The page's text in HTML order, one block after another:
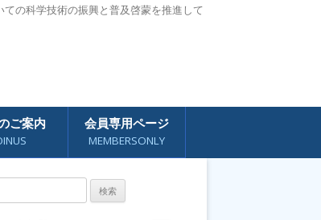
の科学技術の振興と普及啓蒙を推進して
ご案内 会員専用ページ
MEMBERSONLY